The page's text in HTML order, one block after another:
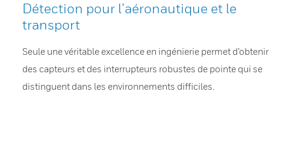
Détection pour l’aéronautique et le
transport
Seule une véritable excellence en ingénierie permet d’obtenir
des capteurs et des interrupteurs robustes de pointe qui se
distinguent dans les environnements difficiles.